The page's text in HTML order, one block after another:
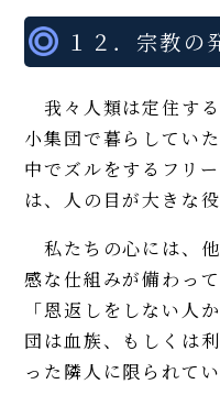
１２．宗教の
我々人類は定住す
小集団で暮らしてい
中でズルをするフリ
は、人の目が大きな
私たちの心には、
感な仕組みが備わっ
「恩返しをしない人
団は血族、もしくは
った隣人に限られて